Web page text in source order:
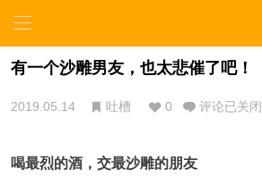
有一个沙雕男友，也太悲催了吧！
2019.05.14 吐槽 0 评论已关闭
喝最烈的酒，交最沙雕的朋友